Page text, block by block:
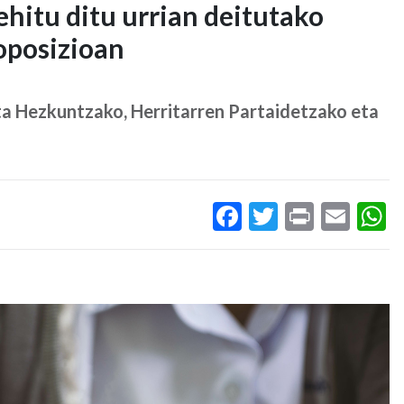
ditu urrian deitutako
Hezkuntzako, Herritarren Partaidetzako eta
Facebook
Twitter
PrintEmail